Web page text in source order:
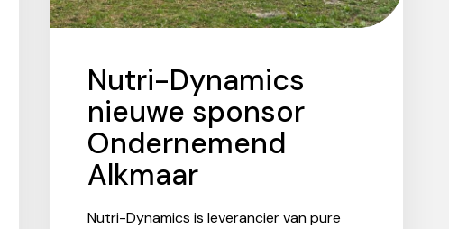
Nutri-Dynamics
nieuwe sponsor
Ondernemend
Alkmaar
Nutri-Dynamics is leverancier van pure